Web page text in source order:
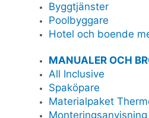
Byggtjänster
Poolbyggare
Hotel och boende
MANUALER OCH
All Inclusive
Spaköpare
Materialpaket